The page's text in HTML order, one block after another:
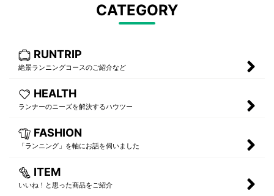
CATEGORY
RUNTRIP
絶景ランニングコースのご紹介など
HEALTH
ランナーのニーズを解決するハウツー
FASHION
「ランニング」を軸にお話を伺いました
ITEM
いいね！と思った商品をご紹介